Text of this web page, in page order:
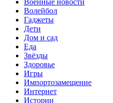
Волейбол
Гаджеты
Дети
Дом и сад
Еда
Звёзды
Здоровье
Игры
Импортозамещение
Интернет
Истории